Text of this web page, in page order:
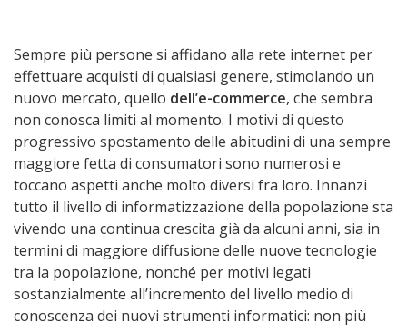
Sempre più persone si affidano alla rete internet per
effettuare acquisti di qualsiasi genere, stimolando un
nuovo mercato, quello dell’e-commerce, che sembra
non conosca limiti al momento. I motivi di questo
progressivo spostamento delle abitudini di una sempre
maggiore fetta di consumatori sono numerosi e
toccano aspetti anche molto diversi fra loro. Innanzi
tutto il livello di informatizzazione della popolazione sta
vivendo una continua crescita già da alcuni anni, sia in
termini di maggiore diffusione delle nuove tecnologie
tra la popolazione, nonché per motivi legati
sostanzialmente all’incremento del livello medio di
conoscenza dei nuovi strumenti informatici: non più